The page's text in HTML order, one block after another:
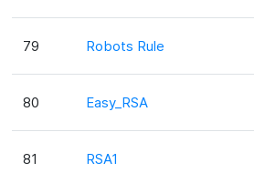
79 Robots Rule
80 Easy_RSA
81 RSA1